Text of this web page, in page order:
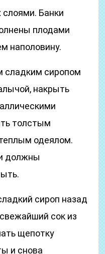
слоями. Банки
плодами
наполовину.
сиропом
накрыть
толстым
одеялом.
должны
сироп назад
сок из
щепотку
и снова